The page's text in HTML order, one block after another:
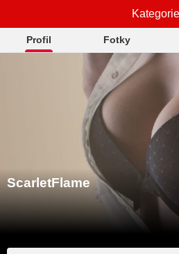
Profil Fotky
ScarletFlame
Kategorie